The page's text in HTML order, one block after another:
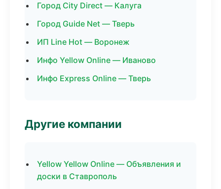
Город City Direct — Калуга
Город Guide Net — Тверь
ИП Line Hot — Воронеж
Инфо Yellow Online — Иваново
Инфо Express Online — Тверь
Другие компании
Yellow Yellow Online — Объявления и
доски в Ставрополь